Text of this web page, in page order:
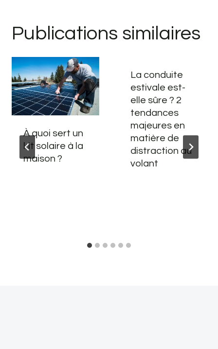
Publications similaires
À quoi sert un
kit solaire à la
maison ?
La conduite
estivale est-
elle sûre ? 2
tendances
majeures en
matière de
distraction au
volant